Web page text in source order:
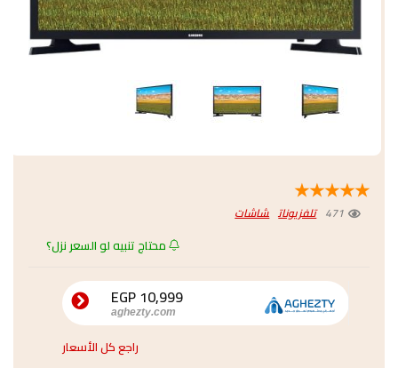
★
★
★
★
★
471 تلفزيونات شاشات
محتاج تنبيه لو السعر نزل؟
10,999 EGP
aghezty.com
راجع كل الأسعار